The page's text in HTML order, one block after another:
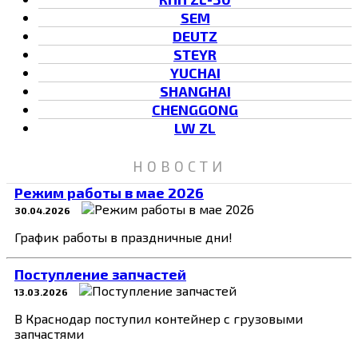
SEM
DEUTZ
STEYR
YUCHAI
SHANGHAI
CHENGGONG
LW ZL
НОВОСТИ
Режим работы в мае 2026
30.04.2026
График работы в праздничные дни!
Поступление запчастей
13.03.2026
В Краснодар поступил контейнер с грузовыми
запчастями